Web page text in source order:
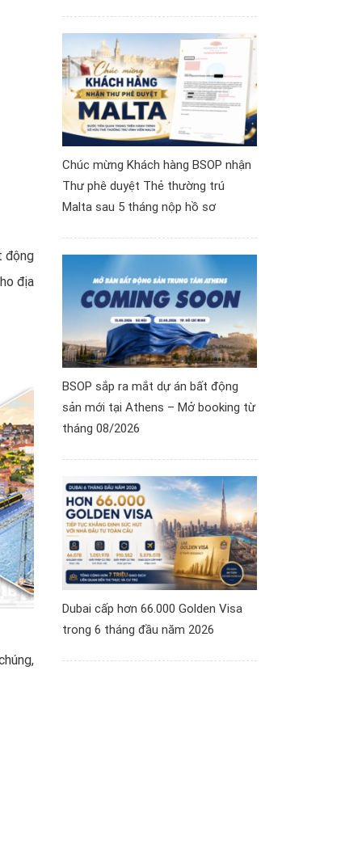
động
địa
Chúc mừng Khách hàng BSOP nhận
Thư phê duyệt Thẻ thường trú
Malta sau 5 tháng nộp hồ sơ
BSOP sắp ra mắt dự án bất động
sản mới tại Athens – Mở booking từ
tháng 08/2026
Dubai cấp hơn 66.000 Golden Visa
trong 6 tháng đầu năm 2026